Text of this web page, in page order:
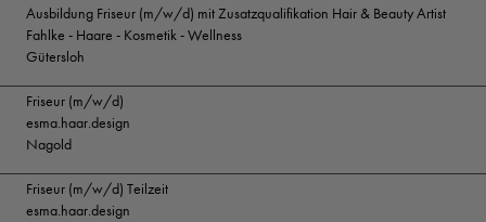
Ausbildung Friseur (m/w/d) mit Zusatzqualifikation Hair & Beauty Artist
Fahlke - Haare - Kosmetik - Wellness
Gütersloh
Friseur (m/w/d)
esma.haar.design
Nagold
Friseur (m/w/d) Teilzeit
esma.haar.design